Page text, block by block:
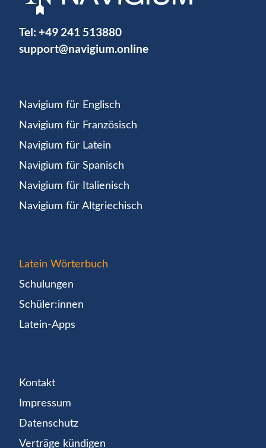
Tel: +49 241 513880
support@navigium.online
Navigium für Englisch
Navigium für Französisch
Navigium für Latein
Navigium für Spanisch
Navigium für Italienisch
Navigium für Altgriechisch
Latein Wörterbuch
Schulungen
Schüler:innen
Latein-Apps
Kontakt
Impressum
Datenschutz
Verträge kündigen